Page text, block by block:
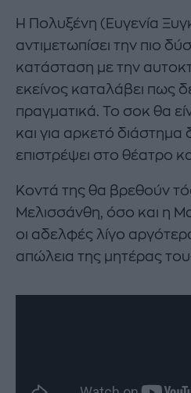
Η Πολυξένη (Ευγενία
αντιμετωπίσει την πιο
κατάσταση με την
εκείνος καταλάβει πως
πραγματικά. Το σοκ θα
και για αρκετό διάστημα
επιστρέψει στο θέατρο και
Κοντά της θα βρεθούν
Μελισσάνθη, όσο και η
οι αδελφές λίγο
απώλεια της μητέρας